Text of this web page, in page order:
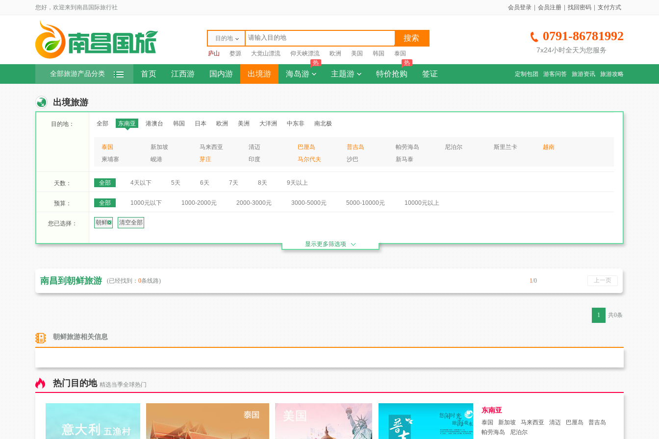
您好，欢迎来到南昌国际旅行社 会员登录 会员注册 找回密码 支付方式
目的地 搜索
庐山 婺源 大觉山漂流 仰天峡漂流 欧洲 美国 韩国 泰国
0791-86781992
7x24小时全天为您服务
全部旅游产品分类 首页 江西游 国内游 出境游 海岛游
热
主题游 特价抢购
热
签证 定制包团 游客问答 旅游资讯 旅游攻略
出境旅游
目的地： 全部 东南亚 港澳台 韩国 日本 欧洲 美洲 大洋洲 中东非 南北极
泰国 新加坡 马来西亚 清迈 巴厘岛 普吉岛 帕劳海岛 尼泊尔 斯里兰卡
越南
柬埔寨
岘港 芽庄 印度 马尔代夫 沙巴 新马泰
天数： 全部 4天以下 5天 6天 7天 8天 9天以上
预算： 全部 1000元以下 1000-2000元 2000-3000元 3000-5000元 5000-10000元 10000元以上
您已选择： 朝鲜 清空全部
显示更多筛选项
南昌到朝鲜旅游 (已经找到： 0条线路) 1/0 上一页
共0条
1
朝鲜旅游相关信息
热门目的地 精选当季全球热门
东南亚
泰国 新加坡 马来西亚 清迈 巴厘岛
普吉岛
帕劳海岛
尼泊尔